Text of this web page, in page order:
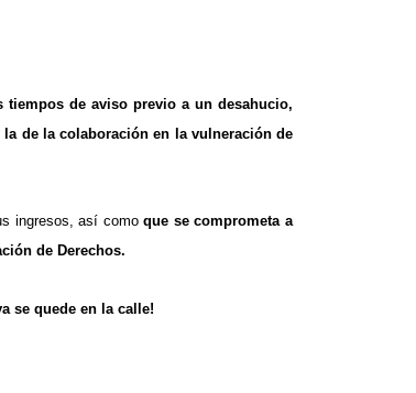
de aviso previo a un desahucio,
de la colaboración en la vulneración de
ingresos, así comoque se comprometa a
de Derechos.
se quede en la calle!